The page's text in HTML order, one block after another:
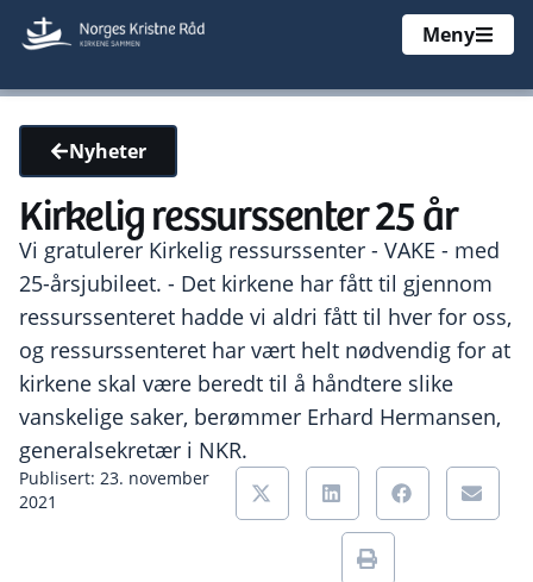
Meny
Nyheter
Kirkelig ressurssenter 25 år
Vi gratulerer Kirkelig ressurssenter - VAKE - med
25-årsjubileet. - Det kirkene har fått til gjennom
ressurssenteret hadde vi aldri fått til hver for oss,
og ressurssenteret har vært helt nødvendig for at
kirkene skal være beredt til å håndtere slike
vanskelige saker, berømmer Erhard Hermansen,
generalsekretær i NKR.
Publisert: 23. november
2021